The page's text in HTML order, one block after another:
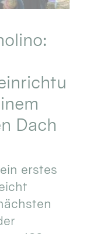
Dach
erstes